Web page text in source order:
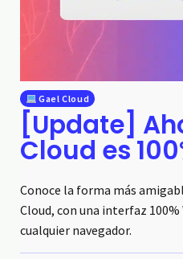
Gael Cloud
[Update]
Cloud es
Conoce la forma más
Cloud, con una interfaz 100%
cualquier navegador.